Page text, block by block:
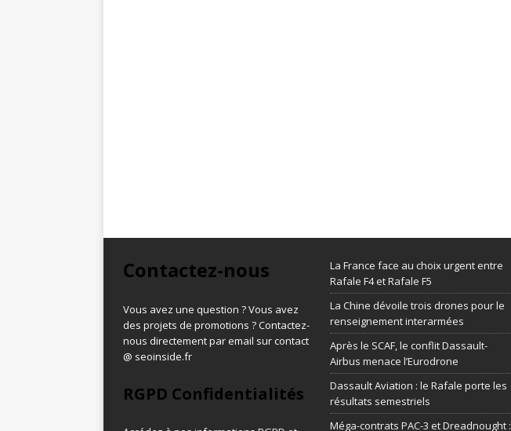
Contactez-nous
Vous avez une question ? Vous avez
des projets de promotions ? Contactez-
nous directement par email sur contact
@ seoinside.fr
RGPD Confidentialités
La France face au choix urgent entre
Rafale F4 et Rafale F5
La Chine dévoile trois drones pour le
renseignement interarmées
Après le SCAF, le conflit Dassault-
Airbus menace l’Eurodrone
Dassault Aviation : le Rafale porte les
résultats semestriels
Méga-contrats PAC-3 et Dreadnought :